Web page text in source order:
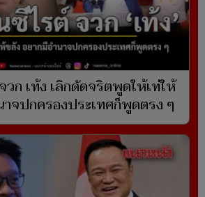
ก เท้ง เลิกดัดจริตพูดให้เท่ให้
จปกครองประเทศก็พูดตรง ๆ